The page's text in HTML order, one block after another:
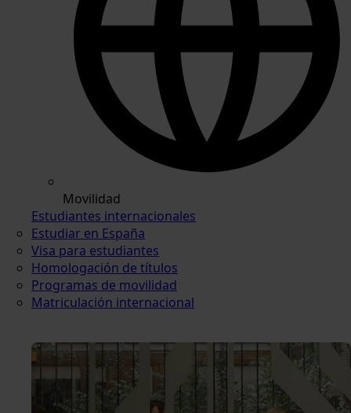
Movilidad
Estudiantes internacionales
Estudiar en España
Visa para estudiantes
Homologación de títulos
Programas de movilidad
Matriculación internacional